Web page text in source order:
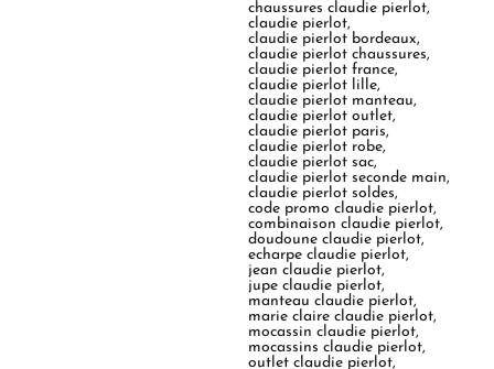
chaussures claudie pierlot,
claudie pierlot,
claudie pierlot bordeaux,
claudie pierlot chaussures,
claudie pierlot france,
claudie pierlot lille,
claudie pierlot manteau,
claudie pierlot outlet,
claudie pierlot paris,
claudie pierlot robe,
claudie pierlot sac,
claudie pierlot seconde main,
claudie pierlot soldes,
code promo claudie pierlot,
combinaison claudie pierlot,
doudoune claudie pierlot,
echarpe claudie pierlot,
jean claudie pierlot,
jupe claudie pierlot,
manteau claudie pierlot,
marie claire claudie pierlot,
mocassin claudie pierlot,
mocassins claudie pierlot,
outlet claudie pierlot,